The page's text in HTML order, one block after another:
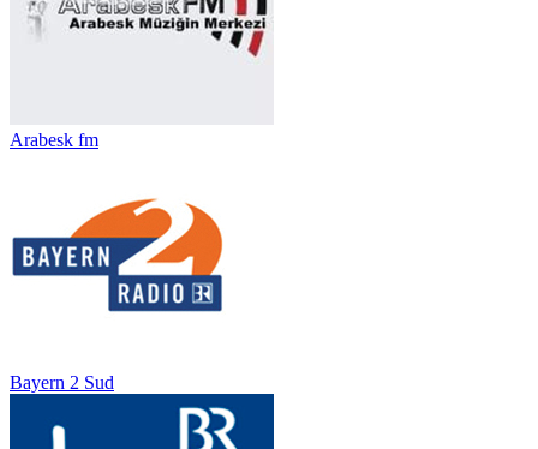
Arabesk fm
Bayern 2 Sud